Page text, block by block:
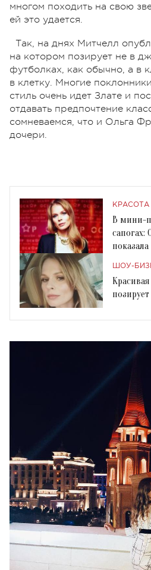
многом походить на свою
ей это удается.
Так, на днях Митчелл
на котором позирует не в
футболках, как обычно, а в
в клетку. Многие
стиль очень идет Злате и
отдавать предпочтение
сомневаемся, что и Ольга
дочери.
КРАСОТА
В мини-
сапогах:
ШОУ-